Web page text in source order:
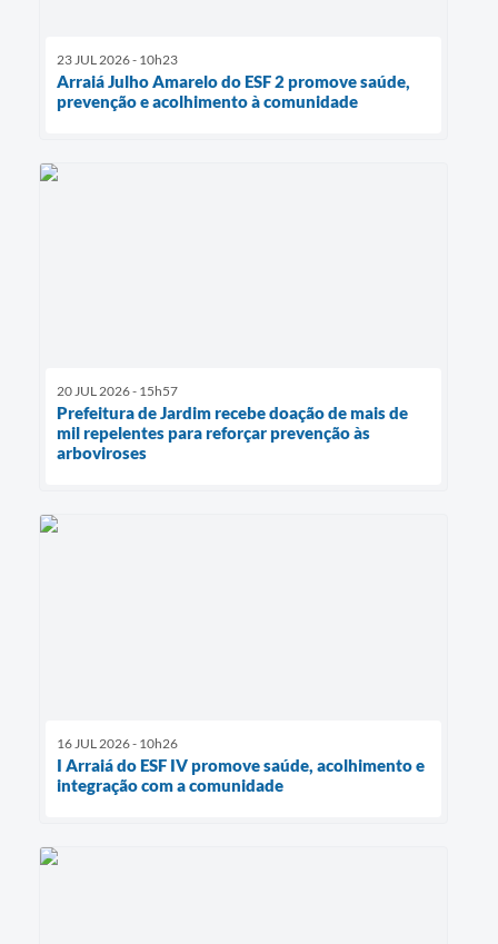
23 JUL 2026 - 10h23
Arraiá Julho Amarelo do ESF 2 promove saúde,
prevenção e acolhimento à comunidade
20 JUL 2026 - 15h57
Prefeitura de Jardim recebe doação de mais de
mil repelentes para reforçar prevenção às
arboviroses
16 JUL 2026 - 10h26
I Arraiá do ESF IV promove saúde, acolhimento e
integração com a comunidade